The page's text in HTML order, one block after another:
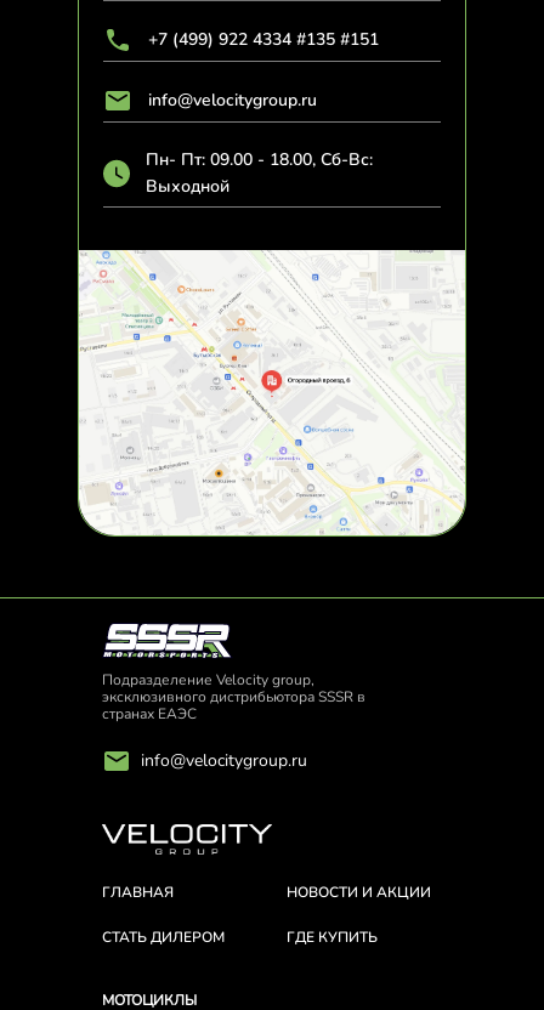
+7 (499) 922 4334 #135 #151
info@velocitygroup.ru
Пн- Пт: 09.00 - 18.00, Сб-Вс:
Выходной
Подразделение Velocity group,
эксклюзивного дистрибьютора SSSR в
странах ЕАЭС
ГЛАВНАЯ НОВОСТИ И АКЦИИ
СТАТЬ ДИЛЕРОМ ГДЕ КУПИТЬ
МОТОЦИКЛЫ
info@velocitygroup.ru